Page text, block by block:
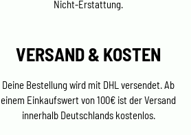
Nicht-Erstattung.
VERSAND & KOSTEN
Deine Bestellung wird mit DHL versendet. Ab
einem Einkaufswert von 100€ ist der Versand
innerhalb Deutschlands kostenlos.